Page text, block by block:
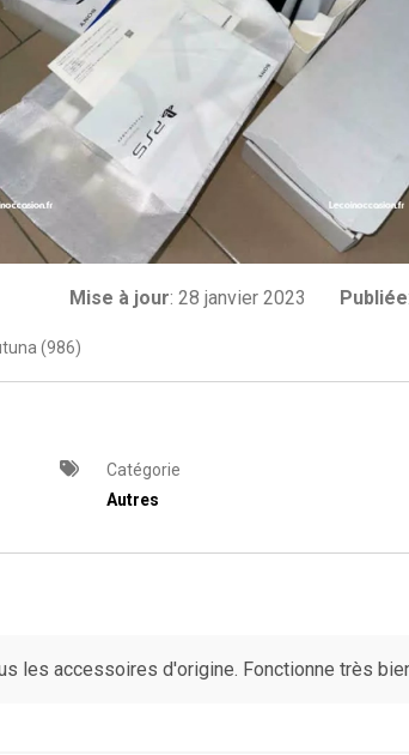
Mise à jour:28 janvier 2023 Publiée
(986)
Catégorie
Autres
les accessoires d'origine. Fonctionne très